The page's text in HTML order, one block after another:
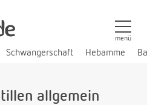
Schwangerschaft Hebamme
menü
allgemein